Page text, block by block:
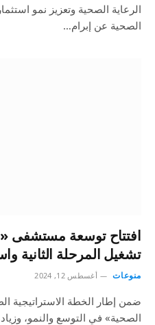
الرعاية الصحية وتعزيز نمو
الصحية عن إبرام…
افتتاح توسعة مستشفى
تشغيل المرحلة الثانية
منوعات أغسطس 12, 2024
ضمن إطار الخطة الاستراتيجية
الصحية» في التوسع والنمو،